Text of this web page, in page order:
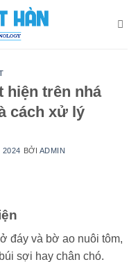
hiện trên nhá
cách xử lý
2024 BỞI ADMIN
đáy và bờ ao nuôi tôm,
sợi hay chân chó.